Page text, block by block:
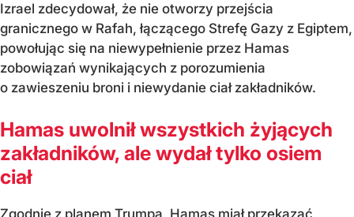
Izrael zdecydował, że nie otworzy przejścia
granicznego w Rafah, łączącego Strefę Gazy z Egiptem,
powołując się na niewypełnienie przez Hamas
zobowiązań wynikających z porozumienia
o zawieszeniu broni i niewydanie ciał zakładników.
Hamas uwolnił wszystkich żyjących
zakładników, ale wydał tylko osiem
ciał
Zgodnie z planem Trumpa, Hamas miał przekazać